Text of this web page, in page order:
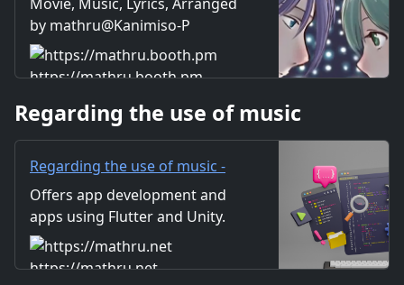
Days ずっと失敗続きで 落ち込
んだそんな時に そう君と出会っ
た街に降りた天使 笑顔に気持ち
奪われ 白い心に惹かれて 魔法に
て ただ切なくて 毎年雪が降り続
くこの街で今年も初雪
Camui - mathruねっと - BOOTH
by mathru@Kanimiso-P
https://mathru.booth.pm
Regarding the use of music
Regarding the use of music -
mathru.net | App
Development with Flutter,
Unity/Music and Video
Production/Material
Distribution
Offers app development and
apps using Flutter and Unity.
Includes information on music
and videos created by the
https://mathru.net